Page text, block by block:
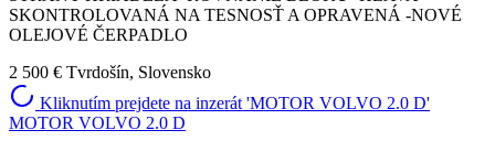
SKONTROLOVANÁ NA TESNOSŤ A OPRAVENÁ -NOVÉ
OLEJOVÉ ČERPADLO
2 500 € Tvrdošín, Slovensko
Kliknutím prejdete na inzerát 'MOTOR VOLVO 2.0 D'
MOTOR VOLVO 2.0 D